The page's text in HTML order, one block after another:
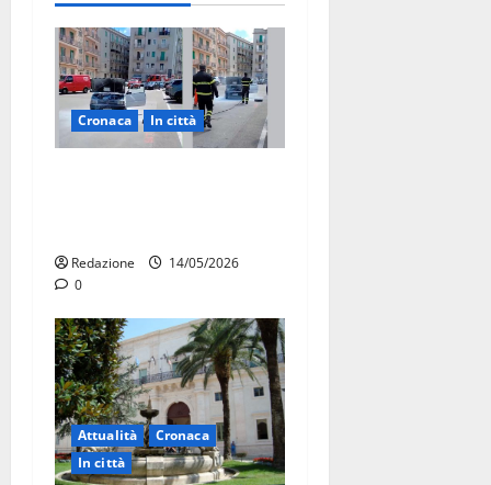
Cronaca In città
Redazione
14/05/2026
0
Attualità
Cronaca
In città